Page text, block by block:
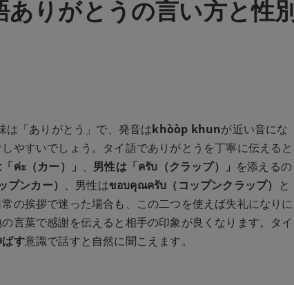
りがとうの言い方と性別
は「ありがとう」で、発音はkhòòp khunが近い音にな
やすいでしょう。タイ語でありがとうを丁寧に伝えると
ค่ะ（カー）」 、 男性は「ครับ（クラップ）」 を添えるの
ンカー） 、男性はขอบคุณครับ（コップンクラップ）
と
の挨拶で迷った場合も、この二つを使えば失礼になりに
言葉で感謝を伝えると相手の印象が良くなります。タイ
す意識で話すと自然に聞こえます。